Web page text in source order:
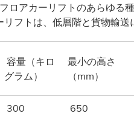
ロアカーリフトのあらゆる
フトは、低層階と貨物輸送
容量（キロ
グラム）
最小の高さ
（mm）
300 650